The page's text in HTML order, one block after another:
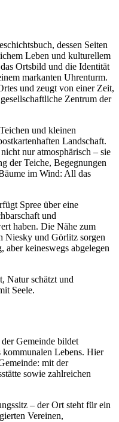
dessen Seiten
Leben und kulturellem
Ortsbild und die Identität
markanten Uhrenturm.
und zeugt von einer Zeit,
Zentrum der
und kleinen
Landschaft.
nur atmosphärisch – sie
der Teiche, Begegnungen
im Wind: All das
Spree über eine
und
haben. Die Nähe zum
Niesky und Görlitz sorgen
aber keineswegs abgelegen
Natur schätzt und
Seele.
Gemeinde bildet
kommunalen Lebens. Hier
mit der
sowie zahlreichen
– der Ort steht für ein
Vereinen,